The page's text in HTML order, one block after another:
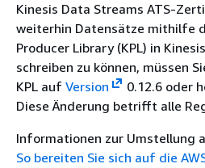
Kinesis Data Streams ATS-
weiterhin Datensätze mithilfe
Producer Library (KPL) in
schreiben zu können, müssen
KPL auf Version
0.12.6 oder
Diese Änderung betrifft alle
Informationen zur Umstellung
So bereiten Sie sich auf die